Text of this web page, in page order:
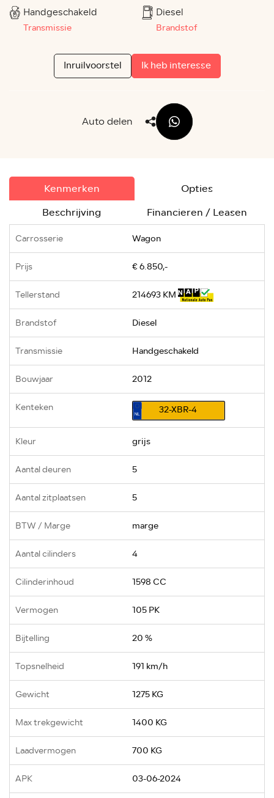
Handgeschakeld
Transmissie
Diesel
Brandstof
Inruilvoorstel Ik heb interesse
Auto delen
Kenmerken
Opties
Beschrijving
Financieren / Leasen
Carrosserie Wagon
Prijs € 6.850,-
Tellerstand 214693 KM
Brandstof Diesel
Transmissie Handgeschakeld
Bouwjaar 2012
Kenteken 32-XBR-4
Kleur grijs
Aantal deuren 5
Aantal zitplaatsen 5
BTW / Marge marge
Aantal cilinders 4
Cilinderinhoud 1598 CC
Vermogen 105 PK
Bijtelling 20 %
Topsnelheid 191 km/h
Gewicht 1275 KG
Max trekgewicht 1400 KG
Laadvermogen 700 KG
APK 03-06-2024